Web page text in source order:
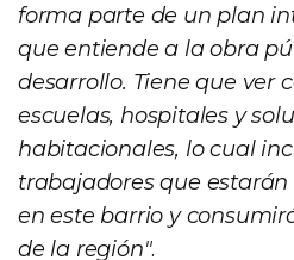
forma parte de un plan
que entiende a la obra
desarrollo. Tiene que ver
escuelas, hospitales y
habitacionales, lo cual
trabajadores que
en este barrio y
de la región".